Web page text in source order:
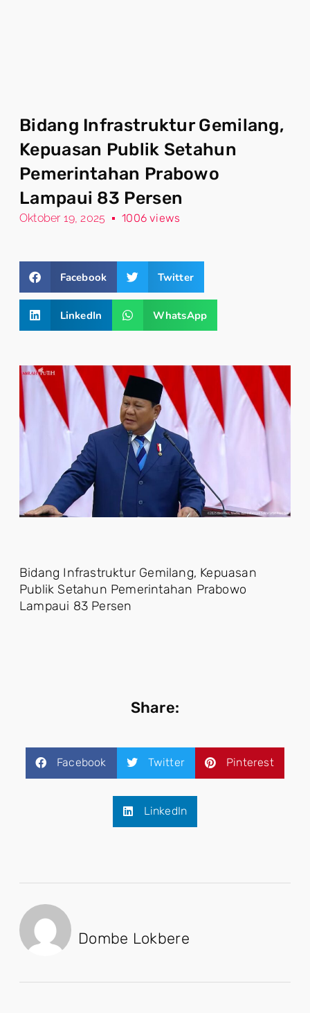
Bidang Infrastruktur Gemilang,
Kepuasan Publik Setahun
Pemerintahan Prabowo
Lampaui 83 Persen
Oktober 19, 2025 1006 views
Facebook Twitter
LinkedIn WhatsApp
Bidang Infrastruktur Gemilang, Kepuasan
Publik Setahun Pemerintahan Prabowo
Lampaui 83 Persen
Share:
Facebook Twitter Pinterest
LinkedIn
Dombe Lokbere